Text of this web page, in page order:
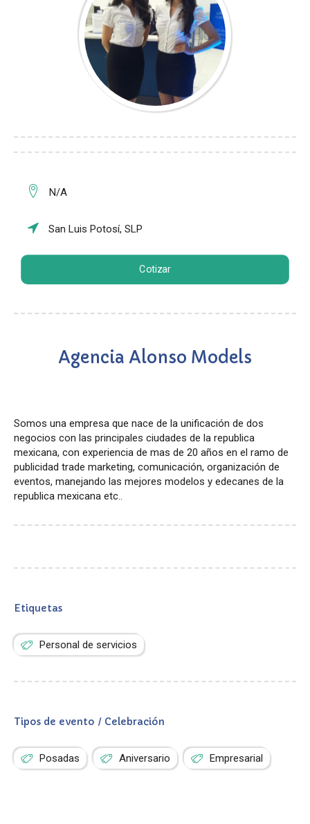
N/A
San Luis Potosí, SLP
Cotizar
Agencia Alonso Models
Somos una empresa que nace de la unificación de dos
negocios con las principales ciudades de la republica
mexicana, con experiencia de mas de 20 años en el ramo de
publicidad trade marketing, comunicación, organización de
eventos, manejando las mejores modelos y edecanes de la
republica mexicana etc..
Etiquetas
Personal de servicios
Tipos de evento / Celebración
Posadas Aniversario Empresarial